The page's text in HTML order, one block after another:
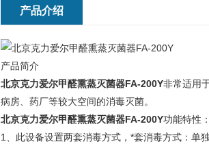
产品介绍
产品简介
北京克力爱尔甲醛熏蒸灭菌器FA-200Y非常适用
病房、药厂等较大空间的消毒灭菌。
北京克力爱尔甲醛熏蒸灭菌器FA-200Y功能特
1、此设备设置两套消毒方式，*套消毒方式：单